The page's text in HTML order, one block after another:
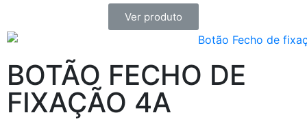
Ver produto
BOTÃO FECHO DE
FIXAÇÃO 4A